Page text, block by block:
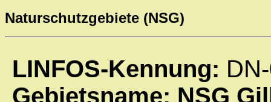
Naturschutzgebiete (NSG)
LINFOS-Kennung:
Gebietsname: NSG